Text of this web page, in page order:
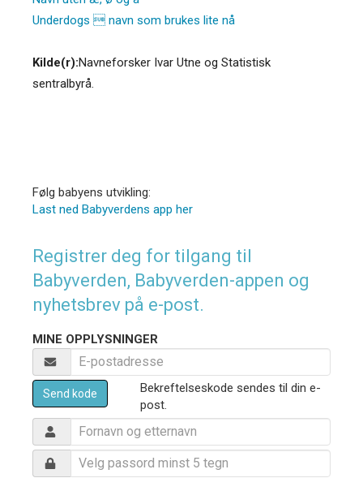
Underdogs  navn som brukes lite nå
Kilde(r):Navneforsker Ivar Utne og Statistisk
sentralbyrå.
Følg babyens utvikling:
Last ned Babyverdens app her
Registrer deg for tilgang til
Babyverden, Babyverden-appen og
nyhetsbrev på e-post.
MINE OPPLYSNINGER
Send kode
Bekreftelseskode sendes til din e-
post.